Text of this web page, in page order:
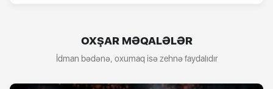
OXŞAR MƏQALƏLƏR
İdman bədənə, oxumaq isə zehnə faydalıdır